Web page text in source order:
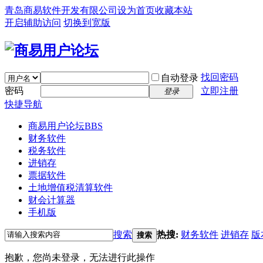
青岛商易软件开发有限公司 设为首页收藏本站
开启辅助访问 切换到宽版
自动登录 找回密码
密码
登录
立即注册
快捷导航
商易用户论坛BBS
财务软件
税务软件
进销存
票据软件
土地增值税清算软件
财会计算器
手机版
搜索 搜索 热搜: 财务软件 进销存 版
抱歉，您尚未登录，无法进行此操作